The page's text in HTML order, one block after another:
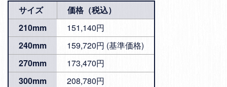
サイズ
価格（税込）
210mm
151,140円
240mm
159,720円 (基準価格)
270mm
173,470円
300mm
208,780円